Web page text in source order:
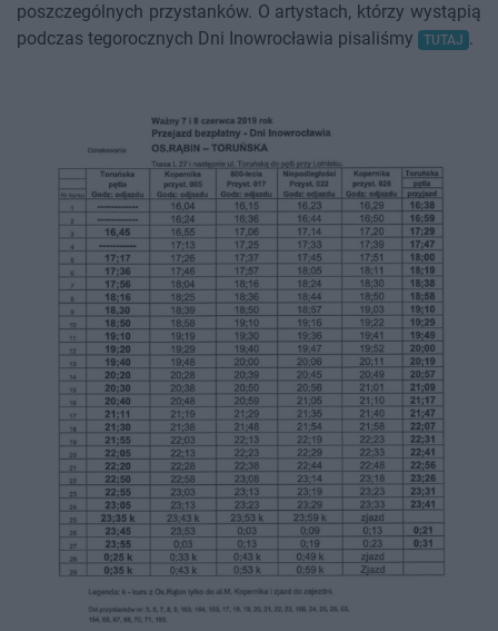
poszczególnych przystanków. O artystach, którzy wystąpią
podczas tegorocznych Dni Inowrocławia pisaliśmy
TUTAJ .